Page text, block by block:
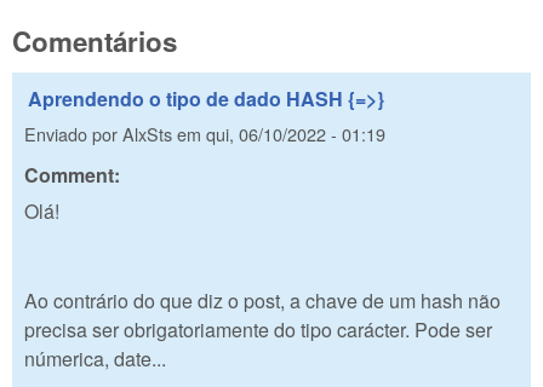
Comentários
Aprendendo o tipo de dado HASH {=>}
Enviado porAlxStsem qui, 06/10/2022 - 01:19
Comment:
Olá!
Ao contrário do que diz o post, a chave de um hash não
precisa ser obrigatoriamente do tipo carácter. Pode ser
númerica, date...